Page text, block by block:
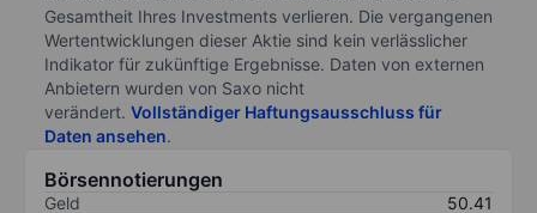
Gesamtheit Ihres Investments verlieren. Die vergangenen
Wertentwicklungen dieser Aktie sind kein verlässlicher
Indikator für zukünftige Ergebnisse. Daten von externen
Anbietern wurden von Saxo nicht
verändert. Vollständiger Haftungsausschluss für
Daten ansehen.
Börsennotierungen
Geld
50.41